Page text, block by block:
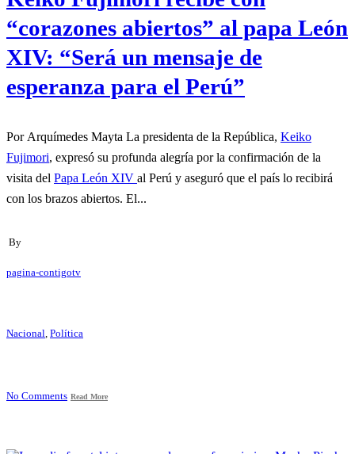
“corazones abiertos” al papa León
XIV: “Será un mensaje de
esperanza para el Perú”
Por Arquímedes Mayta La presidenta de la República, Keiko
Fujimori, expresó su profunda alegría por la confirmación de la
visita del Papa León XIV al Perú y aseguró que el país lo recibirá
con los brazos abiertos. El...
By
pagina-contigotv
Nacional, Política
No Comments Read More